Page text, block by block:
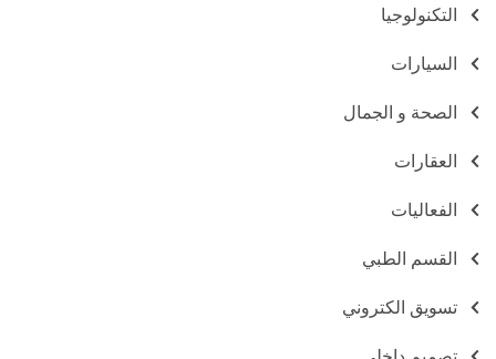
التكنولوجيا
السيارات
الصحة و الجمال
العقارات
الفعاليات
القسم الطبي
تسويق الكتروني